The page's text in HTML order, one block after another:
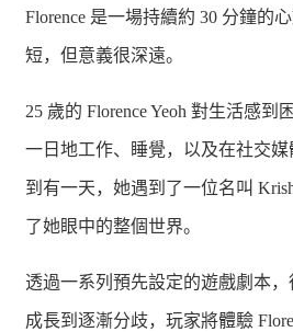
Florence 是一場持續約 30 分鐘的
短，但意義很深遠。
25 歲的 Florence Yeoh 對生活感到
一日地工作、睡覺，以及在社交
到有一天，她遇到了一位名叫
了她眼中的整個世界。
透過一系列預先設定的遊戲劇本
成長到逐漸分歧，玩家將體驗